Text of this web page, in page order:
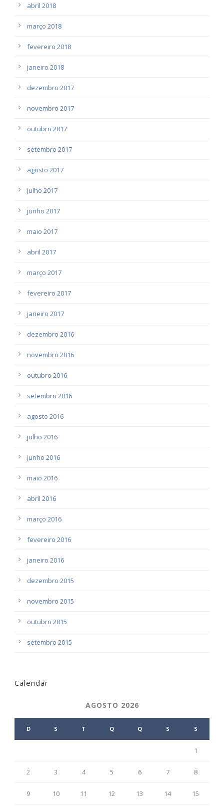
abril 2018
março 2018
fevereiro 2018
janeiro 2018
dezembro 2017
novembro 2017
outubro 2017
setembro 2017
agosto 2017
julho 2017
junho 2017
maio 2017
abril 2017
março 2017
fevereiro 2017
janeiro 2017
dezembro 2016
novembro 2016
outubro 2016
setembro 2016
agosto 2016
julho 2016
junho 2016
maio 2016
abril 2016
março 2016
fevereiro 2016
janeiro 2016
dezembro 2015
novembro 2015
outubro 2015
setembro 2015
Calendar
AGOSTO 2026
D S T Q Q S S
1
2 3 4 5 6 7 8
9 10 11 12 13 14 15